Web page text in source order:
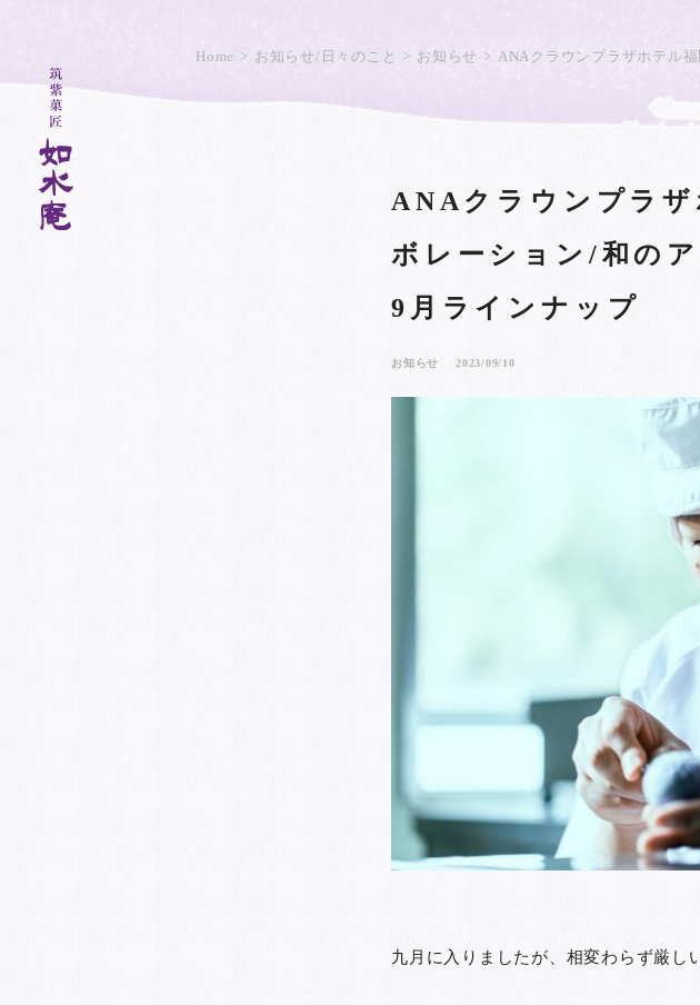
Home お知らせ/日々のこと お知らせ ANAクラウンプラザホテル
ANAクラウンプラザ
ボレーション/和の
9月ラインナップ
お知らせ 2023/09/10
九月に入りましたが、相変わらず厳し